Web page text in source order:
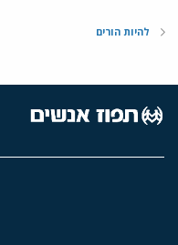
להיות הורים